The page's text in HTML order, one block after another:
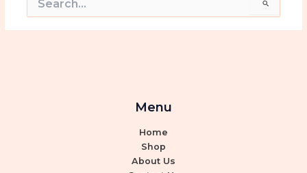
索：
Menu
Home
Shop
About Us